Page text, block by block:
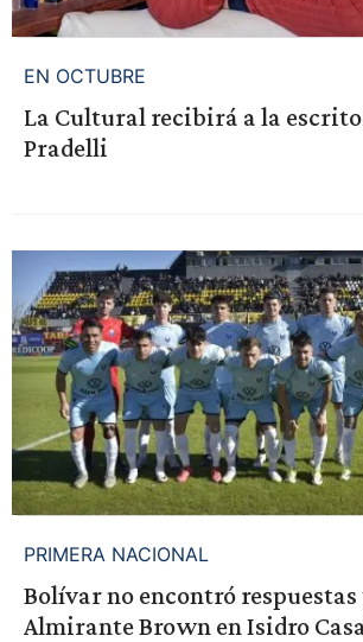
EN OCTUBRE
La Cultural recibirá a la
Pradelli
PRIMERA NACIONAL
Bolívar no encontró respuestas
Almirante Brown en Isidro